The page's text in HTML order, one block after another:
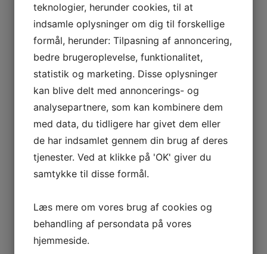
teknologier, herunder cookies, til at
indsamle oplysninger om dig til forskellige
formål, herunder: Tilpasning af annoncering,
bedre brugeroplevelse, funktionalitet,
statistik og marketing. Disse oplysninger
kan blive delt med annoncerings- og
analysepartnere, som kan kombinere dem
med data, du tidligere har givet dem eller
de har indsamlet gennem din brug af deres
tjenester. Ved at klikke på 'OK' giver du
samtykke til disse formål.
Læs mere om vores brug af cookies og
behandling af persondata på vores
hjemmeside.